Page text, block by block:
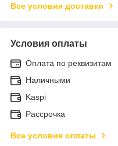
Все условия доставки
Условия оплаты
Оплата по реквизитам
Наличными
Kaspi
Рассрочка
Все условия оплаты